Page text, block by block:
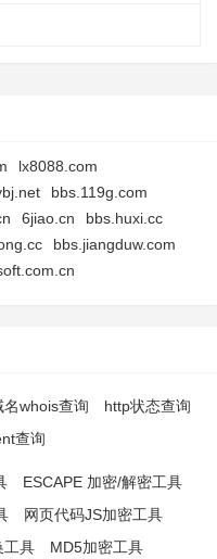
lx8088.com
bbs.119g.com
6jiao.cn
bbs.huxi.cc
bbs.jiangduw.com
名whois查询
http状态查询
查询
ESCAPE 加密/解密工具
网页代码JS加密工具
工具
MD5加密工具